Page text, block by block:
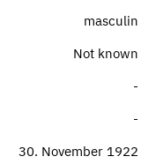
masculin
Not known
-
-
30. November 1922